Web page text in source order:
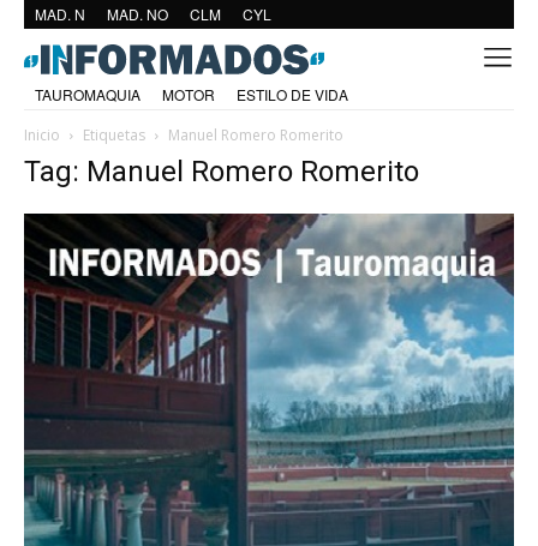
MAD. N MAD. NO CLM CYL
TAUROMAQUIA MOTOR
ESTILO DE VIDA
Inicio
Etiquetas Manuel Romero Romerito
Tag: Manuel Romero Romerito